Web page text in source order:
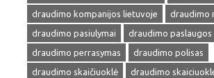
draudimo kompanijos lietuvoje
draudimo
draudimo pasiulymai
draudimo paslaugos
draudimo perrasymas
draudimo polisas
draudimo skaičiuoklė
draudimo